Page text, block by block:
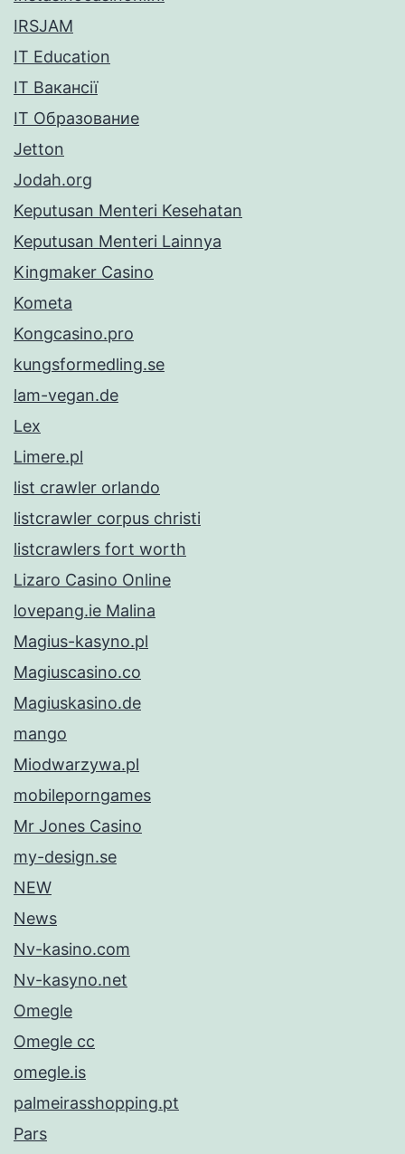
IRSJAM
IT Education
IT Вакансії
IT Образование
Jetton
Jodah.org
Keputusan Menteri Kesehatan
Keputusan Menteri Lainnya
Kingmaker Casino
Kometa
Kongcasino.pro
kungsformedling.se
lam-vegan.de
Lex
Limere.pl
list crawler orlando
listcrawler corpus christi
listcrawlers fort worth
Lizaro Casino Online
lovepang.ie Malina
Magius-kasyno.pl
Magiuscasino.co
Magiuskasino.de
mango
Miodwarzywa.pl
mobileporngames
Mr Jones Casino
my-design.se
NEW
News
Nv-kasino.com
Nv-kasyno.net
Omegle
Omegle cc
omegle.is
palmeirasshopping.pt
Pars